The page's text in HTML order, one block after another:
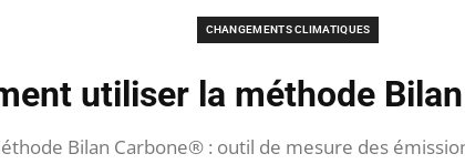
CHANGEMENTS CLIMATIQUES
utiliser la méthode
Bilan Carbone® : outil de mesure des